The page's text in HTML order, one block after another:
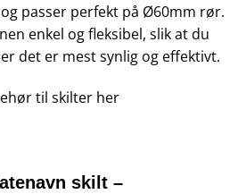
passer perfekt på Ø60mm rør.
enkel og fleksibel, slik at du
det er mest synlig og effektivt.
til skilter her
skilt –